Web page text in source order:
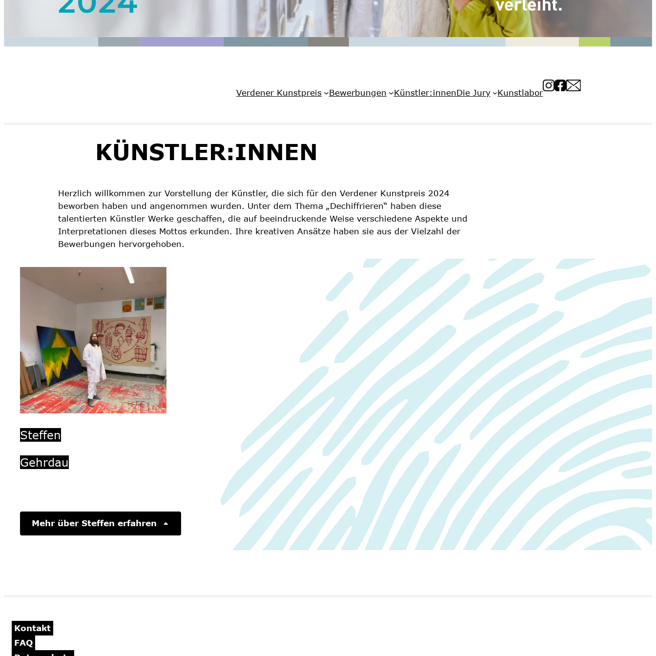
Verdener Kunstpreis Bewerbungen Künstler:innenDie Jury Kunstlabor
KÜNSTLER:INNEN
Herzlich willkommen zur Vorstellung der Künstler, die sich für den Verdener Kunstpreis 2024
beworben haben und angenommen wurden. Unter dem Thema „Dechiffrieren“ haben diese
talentierten Künstler Werke geschaffen, die auf beeindruckende Weise verschiedene Aspekte und
Interpretationen dieses Mottos erkunden. Ihre kreativen Ansätze haben sie aus der Vielzahl der
Bewerbungen hervorgehoben.
Steffen
Gehrdau
Mehr über Steffen erfahren
Kontakt
FAQ